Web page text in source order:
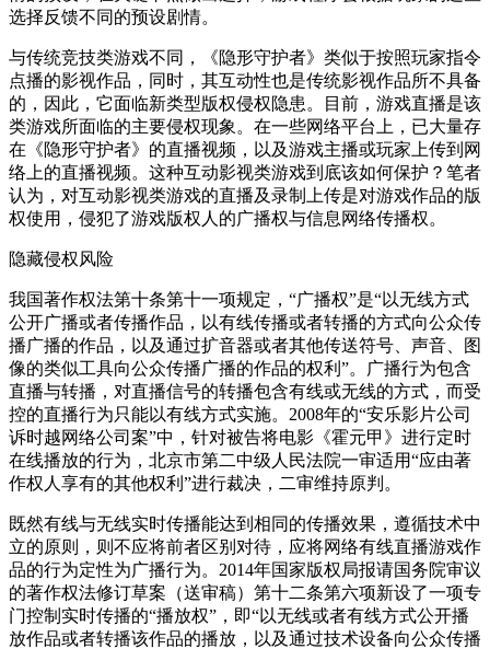
选择反馈不同的预设剧情。
与传统竞技类游戏不同，《隐形守护者》类似于按照玩家指令
点播的影视作品，同时，其互动性也是传统影视作品所不具备
的，因此，它面临新类型版权侵权隐患。目前，游戏直播是该
类游戏所面临的主要侵权现象。在一些网络平台上，已大量存
在《隐形守护者》的直播视频，以及游戏主播或玩家上传到网
络上的直播视频。这种互动影视类游戏到底该如何保护？笔者
认为，对互动影视类游戏的直播及录制上传是对游戏作品的版
权使用，侵犯了游戏版权人的广播权与信息网络传播权。
隐藏侵权风险
我国著作权法第十条第十一项规定，“广播权”是“以无线方式
公开广播或者传播作品，以有线传播或者转播的方式向公众传
播广播的作品，以及通过扩音器或者其他传送符号、声音、图
像的类似工具向公众传播广播的作品的权利”。广播行为包含
直播与转播，对直播信号的转播包含有线或无线的方式，而受
控的直播行为只能以有线方式实施。2008年的“安乐影片公司
诉时越网络公司案”中，针对被告将电影《霍元甲》进行定时
在线播放的行为，北京市第二中级人民法院一审适用“应由著
作权人享有的其他权利”进行裁决，二审维持原判。
既然有线与无线实时传播能达到相同的传播效果，遵循技术中
立的原则，则不应将前者区别对待，应将网络有线直播游戏作
品的行为定性为广播行为。2014年国家版权局报请国务院审议
的著作权法修订草案（送审稿）第十二条第六项新设了一项专
门控制实时传播的“播放权”，即“以无线或者有线方式公开播
放作品或者转播该作品的播放，以及通过技术设备向公众传播